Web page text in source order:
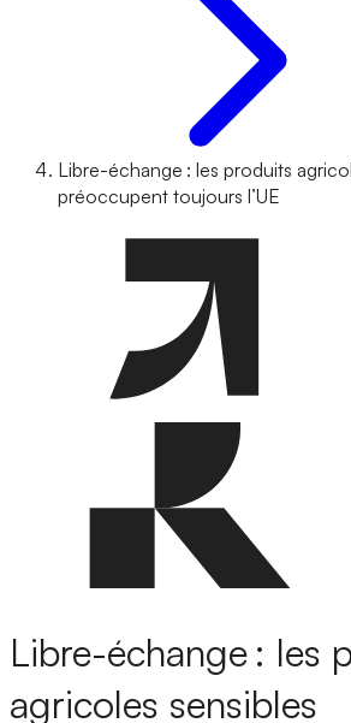
Libre-échange : les produits
préoccupent toujours l’UE
Libre-échange : les
agricoles sensibles